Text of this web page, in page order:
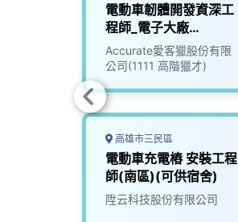
電動車韌體開發資深工
程師_電子大廠
(3010016)
Accurate愛客獵股份有限
公司(1111 高階獵才)
高雄市三民區
電動車充電樁 安裝工程
師(南區)(可供宿舍)
陞云科技股份有限公司